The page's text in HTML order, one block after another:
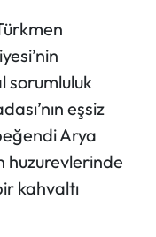
sorumluluk
eşsiz
Arya
huzurevlerinde
kahvaltı